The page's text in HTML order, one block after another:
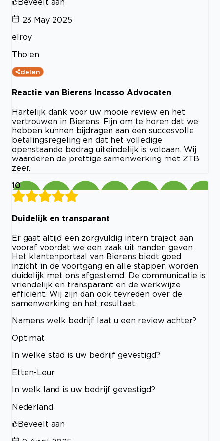
Beveelt aan
23 May 2025
elroy
Tholen
delen
Reactie van Bierens Incasso Advocaten
Hartelijk dank voor uw mooie review en het
vertrouwen in Bierens. Fijn om te horen dat we
hebben kunnen bijdragen aan een succesvolle
betalingsregeling en dat het volledige
openstaande bedrag uiteindelijk is voldaan. Wij
waarderen de prettige samenwerking met ZTB
zeer.
10
Duidelijk en transparant
Er gaat altijd een zorgvuldig intern traject aan
vooraf voordat we een zaak uit handen geven.
Het klantenportaal van Bierens biedt goed
inzicht in de voortgang en alle stappen worden
duidelijk met ons afgestemd. De communicatie is
vriendelijk en transparant en de werkwijze
efficiënt. Wij zijn dan ook tevreden over de
samenwerking en het resultaat.
Namens welk bedrijf laat u een review achter?
Optimat
In welke stad is uw bedrijf gevestigd?
Etten-Leur
In welk land is uw bedrijf gevestigd?
Nederland
Beveelt aan